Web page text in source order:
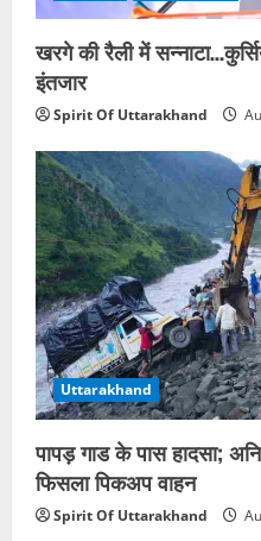
खरगे की रैली में
इंतजार
Spirit Of Uttarakhand
Uttarakhand
पापड़ गाड के पास हादसा;
फिसला पिकअप वाहन
Spirit Of Uttarakhand